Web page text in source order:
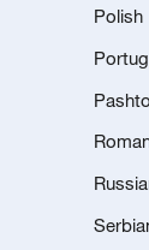
Polish
Pashto